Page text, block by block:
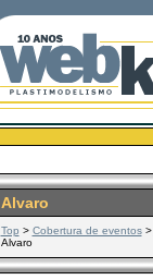
Alvaro
Top > Cobertura de eventos>
Alvaro